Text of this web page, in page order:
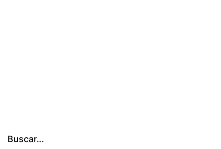
Buscar...